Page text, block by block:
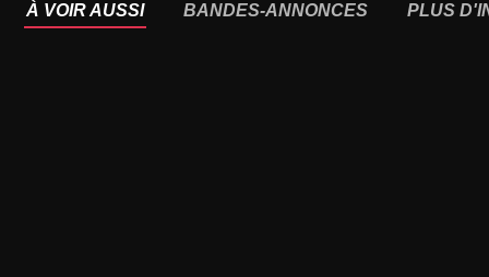
À VOIR AUSSI BANDES-ANNONCES PLUS